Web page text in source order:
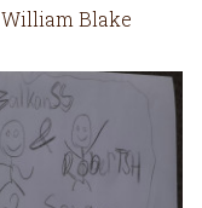
William Blake